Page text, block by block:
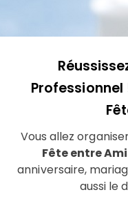
Vous allez
Fête entre
anniversaire,
aussi le